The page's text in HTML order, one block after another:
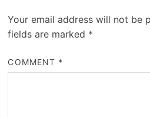
Your email address will not be
fields are marked *
COMMENT *